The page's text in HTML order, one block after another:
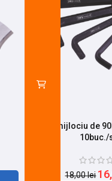
Imbus mijlociu de
10buc./
18,00lei